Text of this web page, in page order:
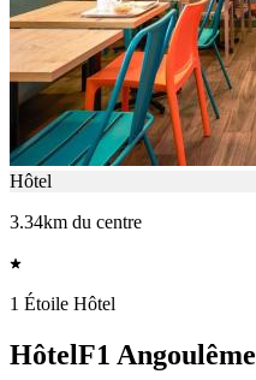
Hôtel
3.34km du centre
1 Étoile Hôtel
HôtelF1 Angoulême